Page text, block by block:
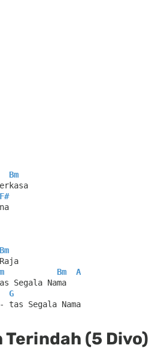
Bm
F#
Bm
Bm
A
Segala Nama
G
tas Segala Nama
Terindah (5 Divo)